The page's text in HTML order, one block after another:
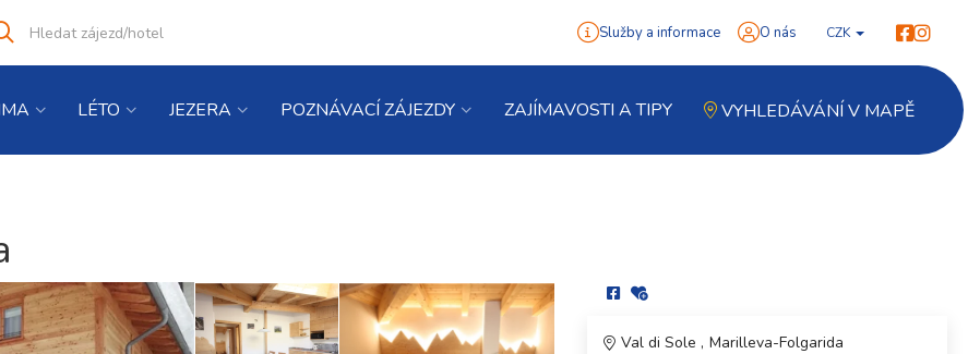
co
Vyhledat Služby a informace O nás CZK
LÉTO JEZERA POZNÁVACÍ ZÁJEZDY ZAJÍMAVOSTI A TIPY VYHLEDÁVÁNÍ V MAPĚ
Val di Sole
Marilleva-Folgarida